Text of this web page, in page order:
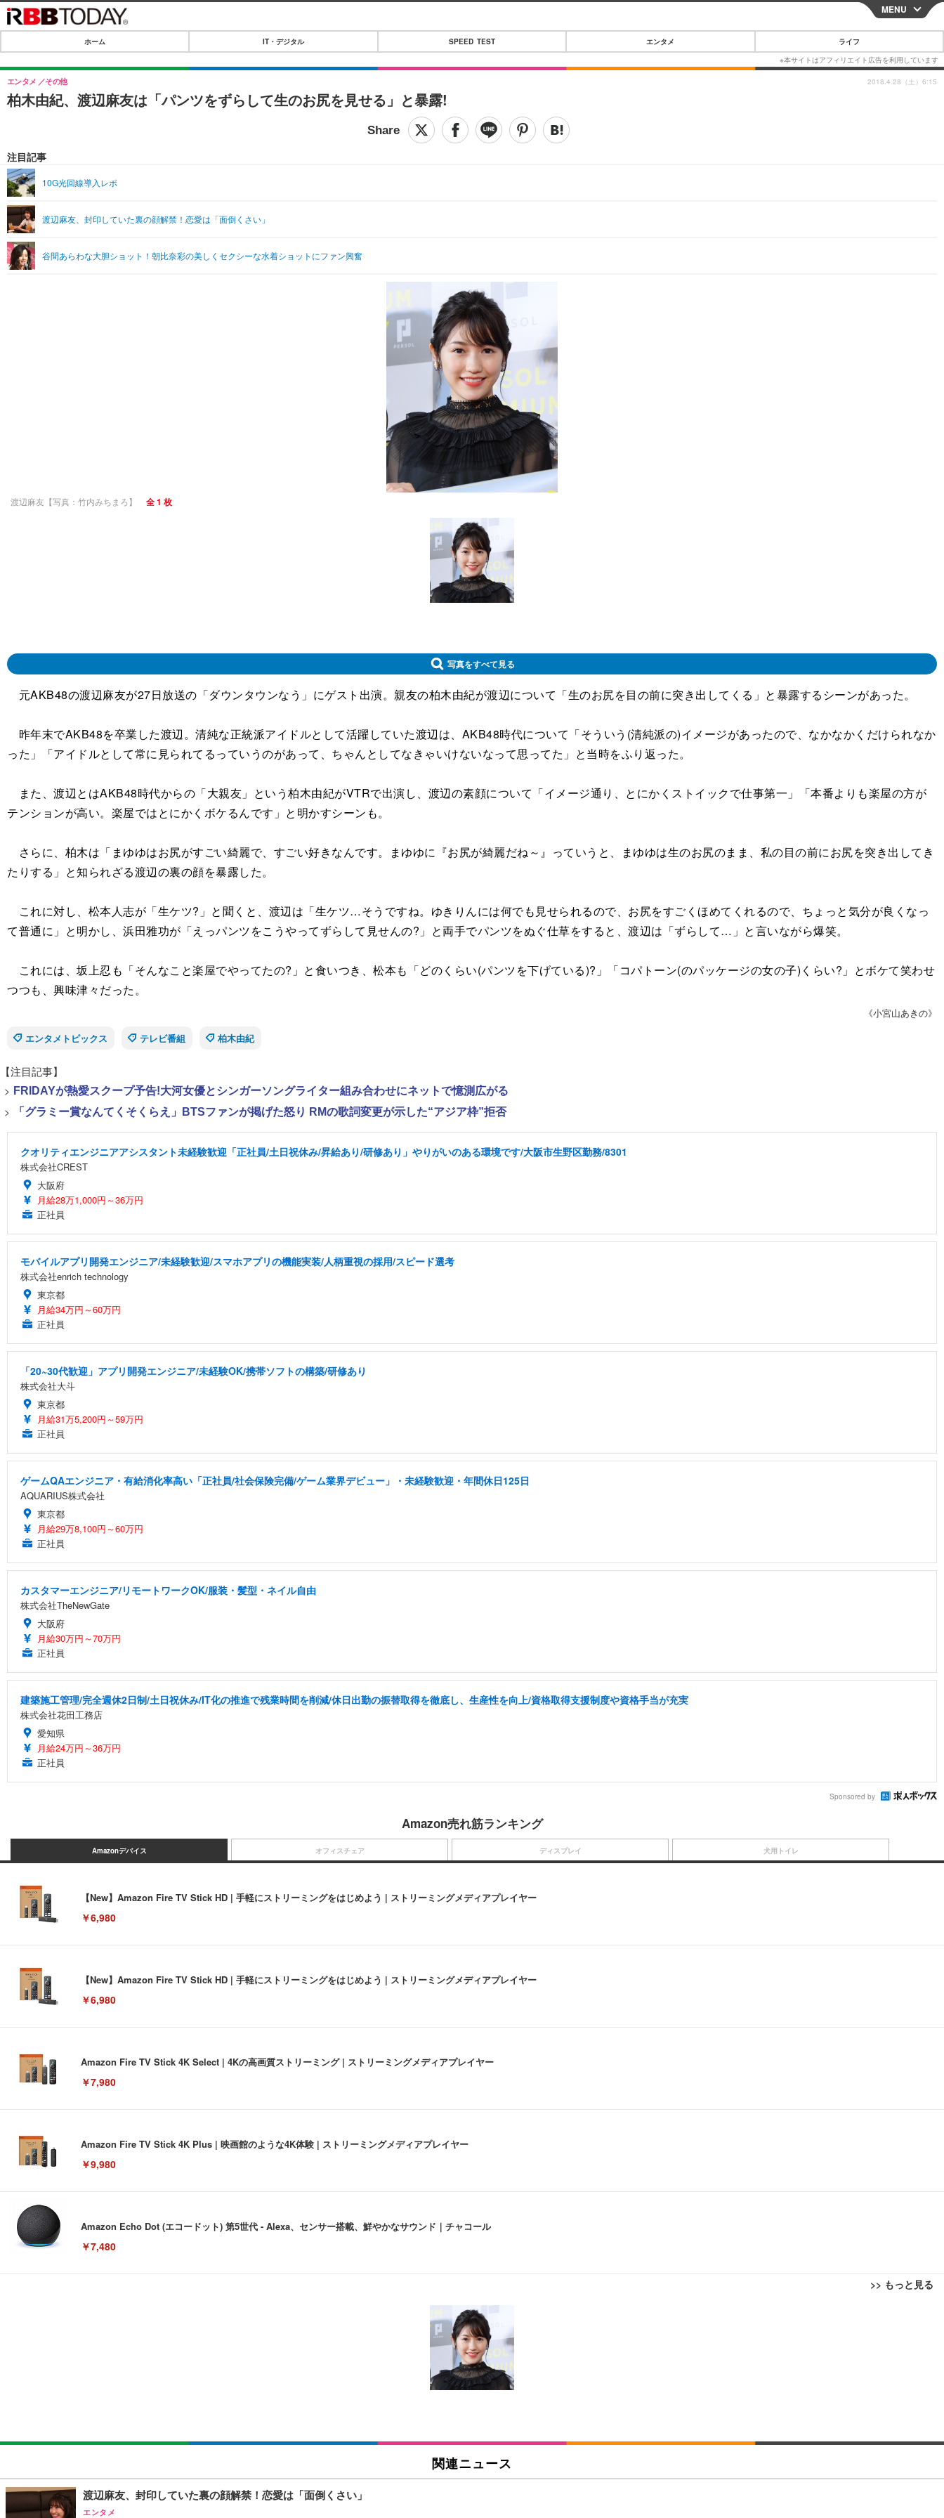
CLOSE
IT・デジタル
IT・デジタルTOP
SPEED TEST
音楽
ライフ
ペット
その他
リリース一覧
プッシュ通知の停止方法
MENU
ホーム IT・デジタル SPEED TEST エンタメ ライフ
柏木由紀、渡辺麻友は「パンツをずらして生のお尻を見せる」と暴露!
エンタメ その他
注目記事
10G光回線導入レポ
渡辺麻友、封印していた裏の顔解禁！恋愛は「面倒くさい」
谷間あらわな大胆ショット！朝比奈彩の美しくセクシーな水着ショットにファン興奮
2018.4.28（土）6:15
渡辺麻友【写真：竹内みちまろ】 全 1 枚
写真をすべて見る
元AKB48の渡辺麻友が27日放送の「ダウンタウンなう」にゲスト出演。親友の柏木由紀が渡辺について「生のお尻を目の前に突き出してくる」と暴露するシーンがあった。
昨年末でAKB48を卒業した渡辺。清純な正統派アイドルとして活躍していた渡辺は、AKB48時代について「そういう(清純派の)イメージがあったので、なかなかくだけられなか
った」「アイドルとして常に見られてるっていうのがあって、ちゃんとしてなきゃいけないなって思ってた」と当時をふり返った。
また、渡辺とはAKB48時代からの「大親友」という柏木由紀がVTRで出演し、渡辺の素顔について「イメージ通り、とにかくストイックで仕事第一」「本番よりも楽屋の方が
テンションが高い。楽屋ではとにかくボケるんです」と明かすシーンも。
さらに、柏木は「まゆゆはお尻がすごい綺麗で、すごい好きなんです。まゆゆに『お尻が綺麗だね～』っていうと、まゆゆは生のお尻のまま、私の目の前にお尻を突き出してき
たりする」と知られざる渡辺の裏の顔を暴露した。
これに対し、松本人志が「生ケツ?」と聞くと、渡辺は「生ケツ…そうですね。ゆきりんには何でも見せられるので、お尻をすごくほめてくれるので、ちょっと気分が良くなっ
て普通に」と明かし、浜田雅功が「えっパンツをこうやってずらして見せんの?」と両手でパンツをぬぐ仕草をすると、渡辺は「ずらして…」と言いながら爆笑。
これには、坂上忍も「そんなこと楽屋でやってたの?」と食いつき、松本も「どのくらい(パンツを下げている)?」「コパトーン(のパッケージの女の子)くらい?」とボケて笑わせ
つつも、興味津々だった。
《小宮山あきの》
エンタメトピックス
テレビ番組 柏木由紀
【注目記事】
> FRIDAYが熱愛スクープ予告!大河女優とシンガーソングライター組み合わせにネットで憶測広がる
> 「グラミー賞なんてくそくらえ」BTSファンが掲げた怒り RMの歌詞変更が示した“アジア枠”拒否
クオリティエンジニアアシスタント未経験歓迎「正社員/土日祝休み/昇給あり/研修あり」やりがいのある環境です/大阪市生野区勤務/8301
株式会社CREST
大阪府
月給28万1,000円～36万円
正社員
モバイルアプリ開発エンジニア/未経験歓迎/スマホアプリの機能実装/人柄重視の採用/スピード選考
株式会社enrich technology
東京都
月給34万円～60万円
正社員
「20~30代歓迎」アプリ開発エンジニア/未経験OK/携帯ソフトの構築/研修あり
株式会社大斗
東京都
月給31万5,200円～59万円
正社員
ゲームQAエンジニア・有給消化率高い「正社員/社会保険完備/ゲーム業界デビュー」・未経験歓迎・年間休日125日
AQUARIUS株式会社
東京都
月給29万8,100円～60万円
正社員
カスタマーエンジニア/リモートワークOK/服装・髪型・ネイル自由
株式会社TheNewGate
大阪府
月給30万円～70万円
正社員
建築施工管理/完全週休2日制/土日祝休み/IT化の推進で残業時間を削減/休日出勤の振替取得を徹底し、生産性を向上/資格取得支援制度や資格手当が充実
株式会社花田工務店
愛知県
月給24万円～36万円
正社員
Sponsored by
Amazon売れ筋ランキング
Amazonデバイス
【New】Amazon Fire TV Stick HD | 手軽にストリーミングをはじめよう | ストリーミングメディアプレイヤー
￥6,980
【New】Amazon Fire TV Stick HD | 手軽にストリーミングをはじめよう | ストリーミングメディアプレイヤー
￥6,980
Amazon Fire TV Stick 4K Select | 4Kの高画質ストリーミング | ストリーミングメディアプレイヤー
￥7,980
Amazon Fire TV Stick 4K Plus | 映画館のような4K体験 | ストリーミングメディアプレイヤー
￥9,980
Amazon Echo Dot (エコードット) 第5世代 - Alexa、センサー搭載、鮮やかなサウンド｜チャコール
￥7,480
>> もっと見る
オフィスチェア
[EdoErgo] オフィスチェア 椅子 テレワーク 疲れない 跳ね上げ式アームレスト コンパクト 約105度ロッキング pc 事務椅子 360度回転 座面昇降 強化ナイロン樹脂ベース 通気性メッシュ 在宅ワーク H-WY01
Sezlife オフィスチェア デスクチェア 疲れない テレワーク チェア 強化バックレスト 30度ロッキング機能 人間工学 椅子 腰サポート 90度跳ね上げ式アームレスト 3Dヘッドレスト ハンガー付き 高反発クッ
ション PCチェア 通気性メッシュ ゲーミング/勉強/事務用 おしゃれ パソコンチェア (ブラック)
ディスプレイ
EIZO ビジネス向けプレミアムモニター | FlexScan EV3240X-WT | 31.5型4K UHD・USB Type-C・ホワイト
【純正品】27"ゲーミングモニター DualSense 充電フック付き（CFI-ZDM1J）
￥49,979
犬用トイレ
Amazonベーシック ペットシーツ 薄型 レギュラー 1回使い捨て 無香料 ホワイト 300枚
ネオ・ルーライフ ネオ・オムツ L 中型犬用 26枚入り 単品
￥1,800
関連ニュース
渡辺麻友、封印していた裏の顔解禁！恋愛は「面倒くさい」
エンタメ